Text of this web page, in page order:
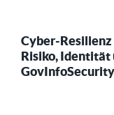
Cyber-
Risiko, Identität